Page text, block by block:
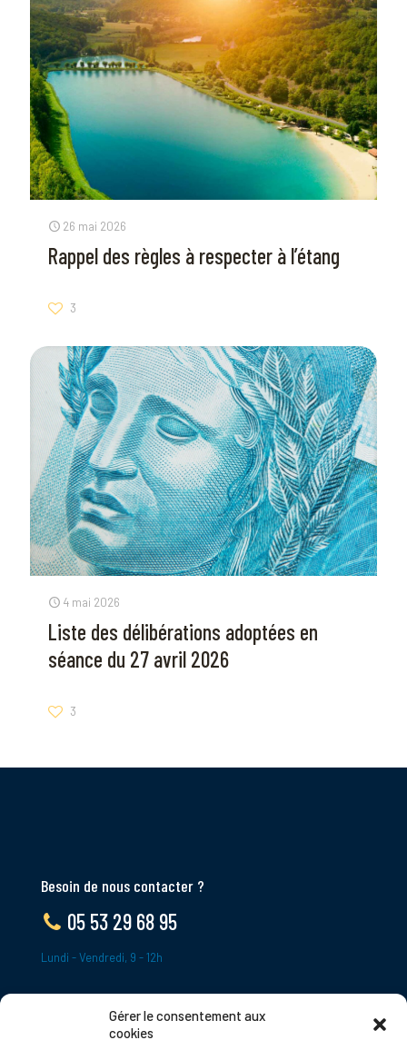
Gérer le consentement aux
cookies
26 mai 2026
Rappel des règles à respecter à l’étang
3
4 mai 2026
Liste des délibérations adoptées en
séance du 27 avril 2026
3
Besoin de nous contacter ?
05 53 29 68 95
Lundi - Vendredi, 9 - 12h